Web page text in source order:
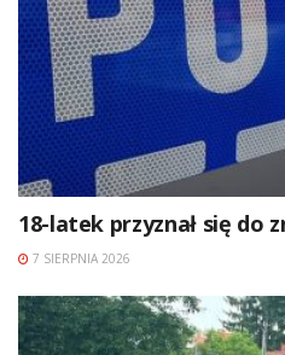
18-latek przyznał się do
7 SIERPNIA 2026